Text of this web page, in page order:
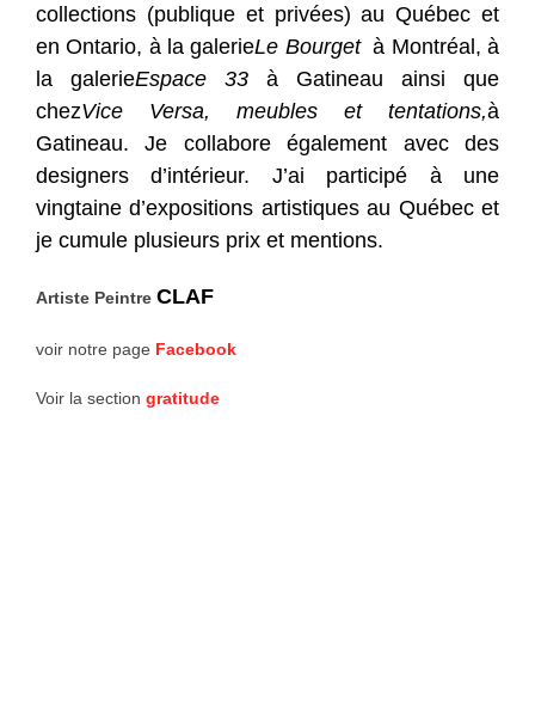
collections (publique et privées) au Québec et
en Ontario, à la galerieLe Bourgetà Montréal, à
la galerieEspace 33 à Gatineau ainsi que
chezVice Versa, meubles et tentations,à
Gatineau. Je collabore également avec des
designers d’intérieur. J’ai participé à une
vingtaine d’expositions artistiques au Québec et
je cumule plusieurs prix et mentions.
Artiste Peintre CLAF
voir notre page Facebook
Voir la section gratitude